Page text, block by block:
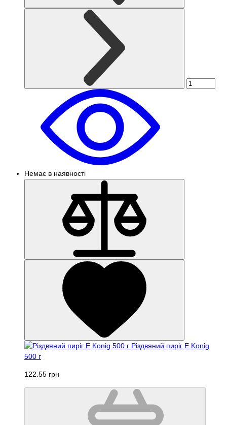
Немає в наявності
Різдвяний пиріг E.Konig
500 г
122.55 грн